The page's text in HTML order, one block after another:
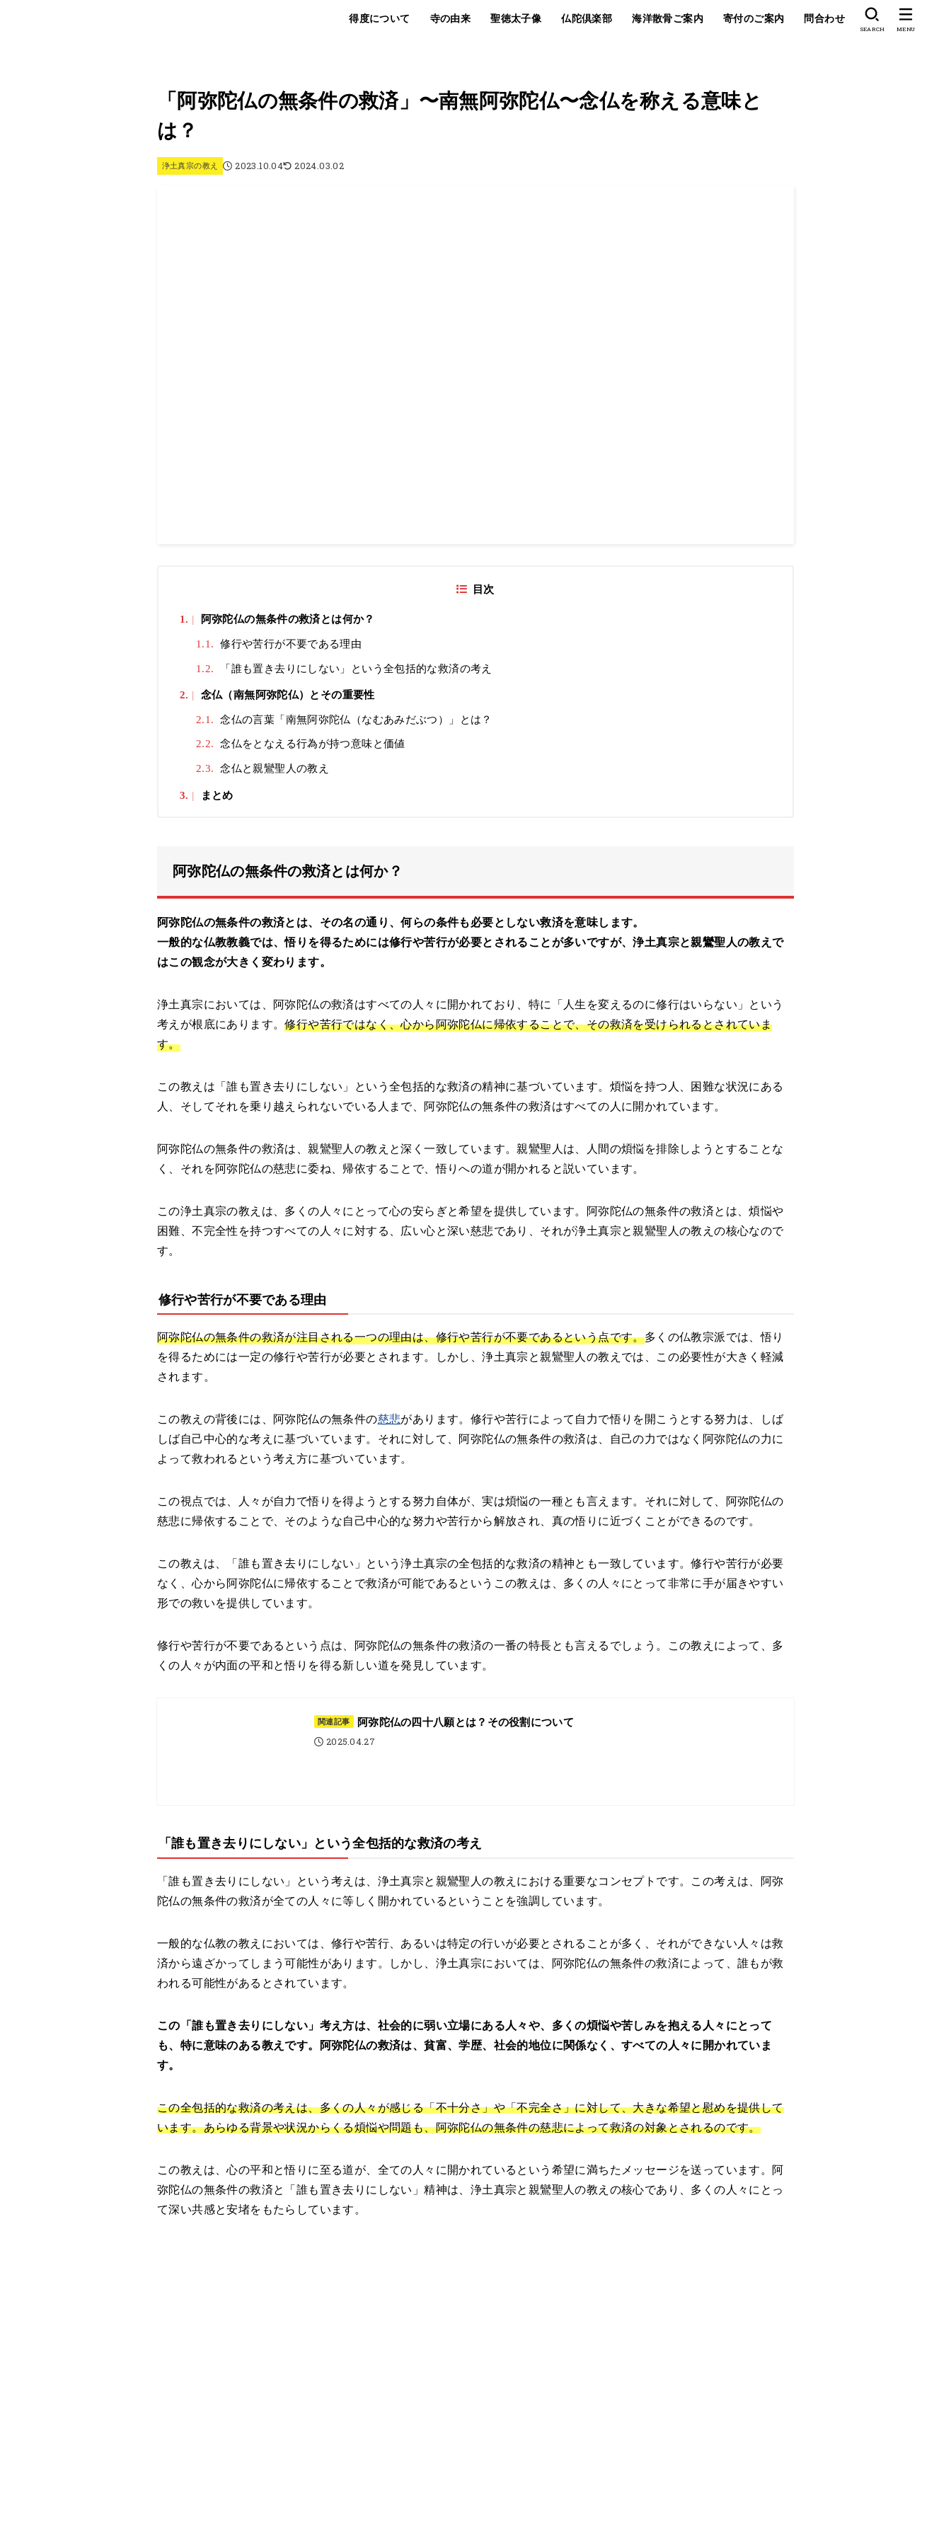
得度について 寺の由来 聖徳太子像 仏陀倶楽部 海洋散骨ご案内 寄付のご案内 問合わせ
SEARCH MENU
「阿弥陀仏の無条件の救済」〜南無阿弥陀仏〜念仏を称える意味と
は？
浄土真宗の教え 2023.10.04 2024.03.02
目次
1. 阿弥陀仏の無条件の救済とは何か？
1.1. 修行や苦行が不要である理由
1.2. 「誰も置き去りにしない」という全包括的な救済の考え
2. 念仏（南無阿弥陀仏）とその重要性
2.1. 念仏の言葉「南無阿弥陀仏（なむあみだぶつ）」とは？
2.2. 念仏をとなえる行為が持つ意味と価値
2.3. 念仏と親鸞聖人の教え
3. まとめ
阿弥陀仏の無条件の救済とは何か？
阿弥陀仏の無条件の救済とは、その名の通り、何らの条件も必要としない救済を意味します。
一般的な仏教教義では、悟りを得るためには修行や苦行が必要とされることが多いですが、浄土真宗と親鸞聖人の教えで
はこの観念が大きく変わります。
浄土真宗においては、阿弥陀仏の救済はすべての人々に開かれており、特に「人生を変えるのに修行はいらない」という
考えが根底にあります。修行や苦行ではなく、心から阿弥陀仏に帰依することで、その救済を受けられるとされていま
す。
この教えは「誰も置き去りにしない」という全包括的な救済の精神に基づいています。煩悩を持つ人、困難な状況にある
人、そしてそれを乗り越えられないでいる人まで、阿弥陀仏の無条件の救済はすべての人に開かれています。
阿弥陀仏の無条件の救済は、親鸞聖人の教えと深く一致しています。親鸞聖人は、人間の煩悩を排除しようとすることな
く、それを阿弥陀仏の慈悲に委ね、帰依することで、悟りへの道が開かれると説いています。
この浄土真宗の教えは、多くの人々にとって心の安らぎと希望を提供しています。阿弥陀仏の無条件の救済とは、煩悩や
困難、不完全性を持つすべての人々に対する、広い心と深い慈悲であり、それが浄土真宗と親鸞聖人の教えの核心なので
す。
修行や苦行が不要である理由
阿弥陀仏の無条件の救済が注目される一つの理由は、修行や苦行が不要であるという点です。多くの仏教宗派では、悟り
を得るためには一定の修行や苦行が必要とされます。しかし、浄土真宗と親鸞聖人の教えでは、この必要性が大きく軽減
されます。
この教えの背後には、阿弥陀仏の無条件の慈悲があります。修行や苦行によって自力で悟りを開こうとする努力は、しば
しば自己中心的な考えに基づいています。それに対して、阿弥陀仏の無条件の救済は、自己の力ではなく阿弥陀仏の力に
よって救われるという考え方に基づいています。
この視点では、人々が自力で悟りを得ようとする努力自体が、実は煩悩の一種とも言えます。それに対して、阿弥陀仏の
慈悲に帰依することで、そのような自己中心的な努力や苦行から解放され、真の悟りに近づくことができるのです。
この教えは、「誰も置き去りにしない」という浄土真宗の全包括的な救済の精神とも一致しています。修行や苦行が必要
なく、心から阿弥陀仏に帰依することで救済が可能であるというこの教えは、多くの人々にとって非常に手が届きやすい
形での救いを提供しています。
修行や苦行が不要であるという点は、阿弥陀仏の無条件の救済の一番の特長とも言えるでしょう。この教えによって、多
くの人々が内面の平和と悟りを得る新しい道を発見しています。
関連記事 阿弥陀仏の四十八願とは？その役割について
2025.04.27
「誰も置き去りにしない」という全包括的な救済の考え
「誰も置き去りにしない」という考えは、浄土真宗と親鸞聖人の教えにおける重要なコンセプトです。この考えは、阿弥
陀仏の無条件の救済が全ての人々に等しく開かれているということを強調しています。
一般的な仏教の教えにおいては、修行や苦行、あるいは特定の行いが必要とされることが多く、それができない人々は救
済から遠ざかってしまう可能性があります。しかし、浄土真宗においては、阿弥陀仏の無条件の救済によって、誰もが救
われる可能性があるとされています。
この「誰も置き去りにしない」考え方は、社会的に弱い立場にある人々や、多くの煩悩や苦しみを抱える人々にとって
も、特に意味のある教えです。阿弥陀仏の救済は、貧富、学歴、社会的地位に関係なく、すべての人々に開かれていま
す。
この全包括的な救済の考えは、多くの人々が感じる「不十分さ」や「不完全さ」に対して、大きな希望と慰めを提供して
います。あらゆる背景や状況からくる煩悩や問題も、阿弥陀仏の無条件の慈悲によって救済の対象とされるのです。
この教えは、心の平和と悟りに至る道が、全ての人々に開かれているという希望に満ちたメッセージを送っています。阿
弥陀仏の無条件の救済と「誰も置き去りにしない」精神は、浄土真宗と親鸞聖人の教えの核心であり、多くの人々にとっ
て深い共感と安堵をもたらしています。